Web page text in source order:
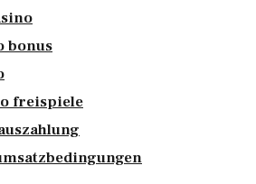
bonus
freispiele